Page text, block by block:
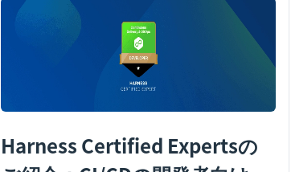
Harness Certified Expertsの